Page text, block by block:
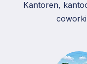
Kantoren,